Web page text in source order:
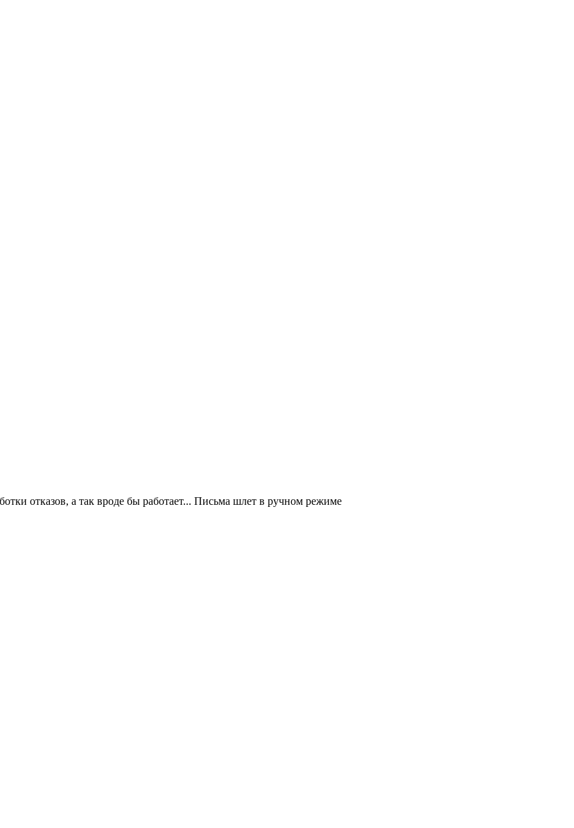
отказов, а так вроде бы работает... Письма шлет в ручном режиме